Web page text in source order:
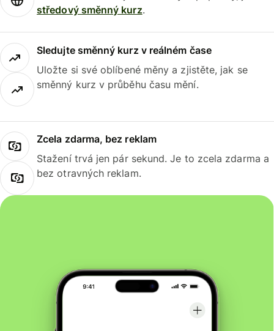
středový směnný kurz.
Sledujte směnný kurz v reálném čase
Uložte si své oblíbené měny a zjistěte, jak se
směnný kurz v průběhu času mění.
Zcela zdarma, bez reklam
Stažení trvá jen pár sekund. Je to zcela zdarma a
bez otravných reklam.